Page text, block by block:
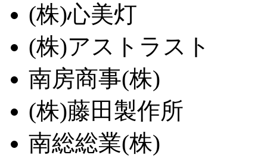
(株)心美灯
(株)アストラスト
南房商事(株)
(株)藤田製作所
南総総業(株)